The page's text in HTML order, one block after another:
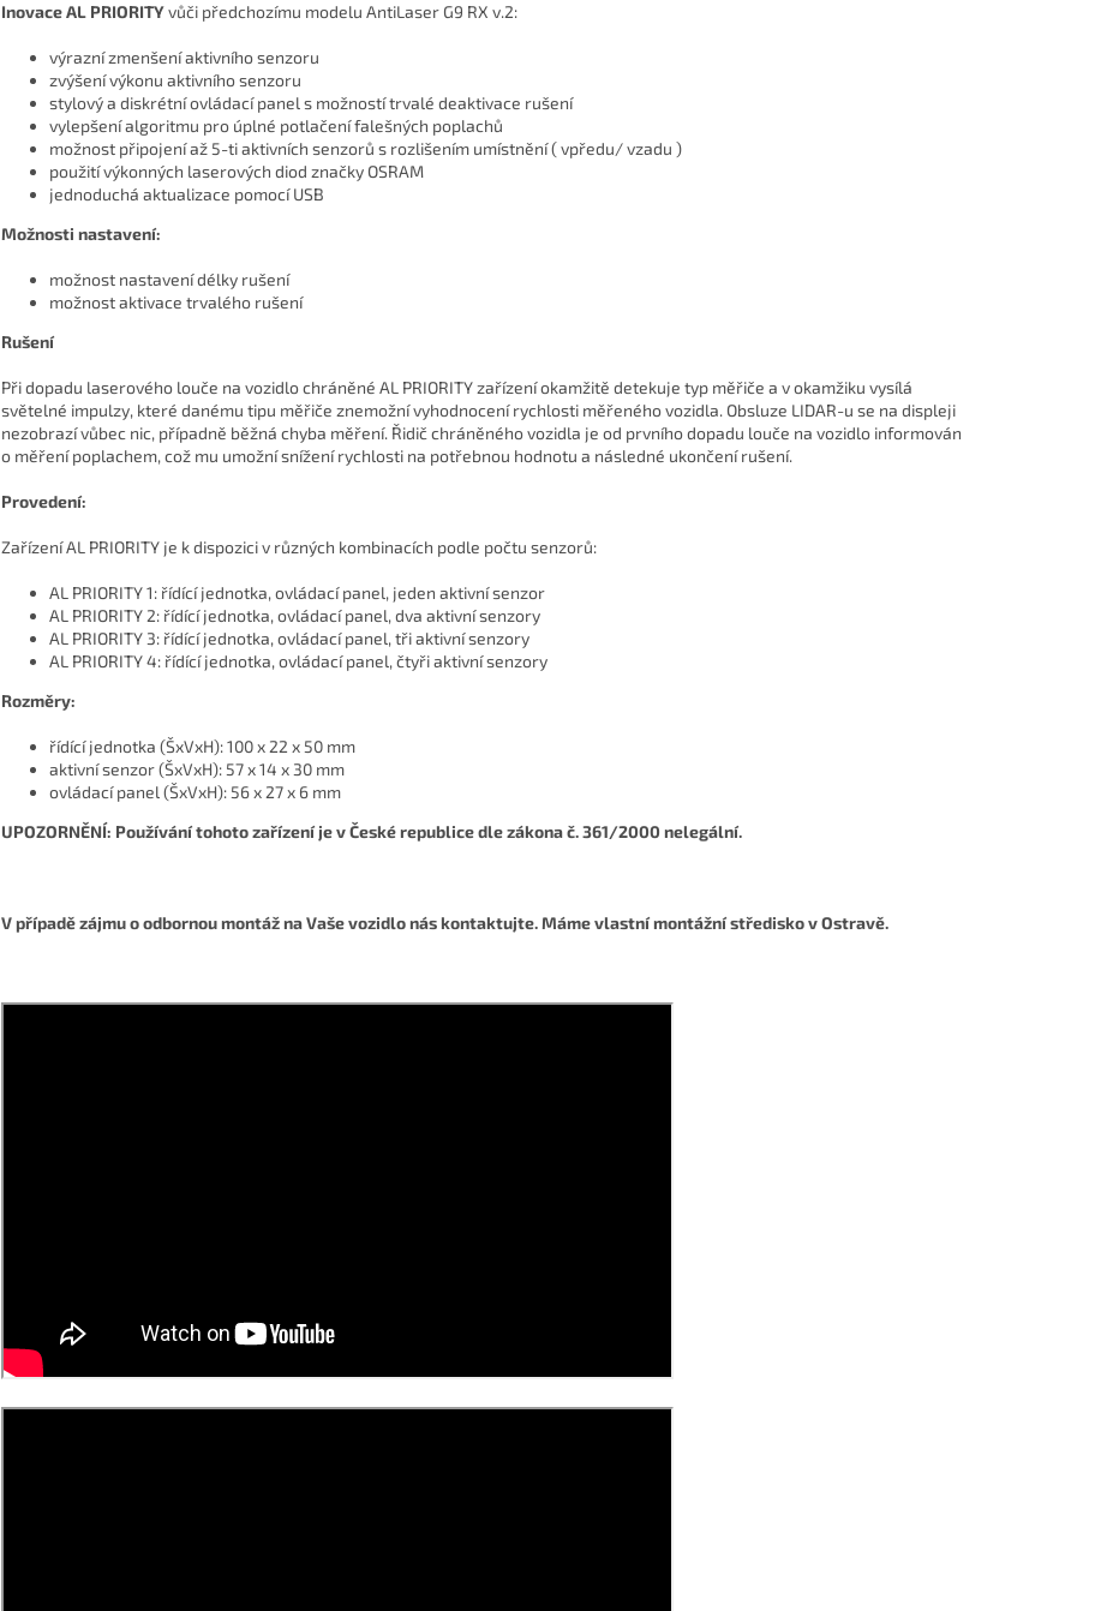
Inovace AL PRIORITYvůči předchozímu modelu AntiLaser G9 RX v.2:
výrazní zmenšení aktivního senzoru
zvýšení výkonu aktivního senzoru
stylový a diskrétní ovládací panel s možností trvalé deaktivace rušení
vylepšení algoritmu pro úplné potlačení falešných poplachů
možnost připojení až 5-ti aktivních senzorů s rozlišením umístnění ( vpředu/ vzadu )
použití výkonných laserových diod značky OSRAM
jednoduchá aktualizace pomocí USB
Možnosti nastavení:
možnost nastavení délky rušení
možnost aktivace trvalého rušení
Rušení
Při dopadu laserového louče na vozidlo chráněné AL PRIORITY zařízení okamžitě detekuje typ měřiče a v okamžiku vysílá
světelné impulzy, které danému tipu měřiče znemožní vyhodnocení rychlosti měřeného vozidla. Obsluze LIDAR-u se na displeji
nezobrazí vůbec nic, případně běžná chyba měření. Řidič chráněného vozidla je od prvního dopadu louče na vozidlo informován
o měření poplachem, což mu umožní snížení rychlosti na potřebnou hodnotu a následné ukončení rušení.
Provedení:
Zařízení AL PRIORITY je k dispozici v různých kombinacích podle počtu senzorů:
AL PRIORITY 1: řídící jednotka, ovládací panel, jeden aktivní senzor
AL PRIORITY 2: řídící jednotka, ovládací panel, dva aktivní senzory
AL PRIORITY 3: řídící jednotka, ovládací panel, tři aktivní senzory
AL PRIORITY 4: řídící jednotka, ovládací panel, čtyři aktivní senzory
Rozměry:
řídící jednotka (ŠxVxH): 100 x 22 x 50 mm
aktivní senzor (ŠxVxH): 57 x 14 x 30 mm
ovládací panel (ŠxVxH): 56 x 27 x 6 mm
UPOZORNĚNÍ: Používání tohoto zařízení je v České republice dle zákona č. 361/2000 nelegální.
V případě zájmu o odbornou montáž na Vaše vozidlo nás kontaktujte. Máme vlastní montážní středisko v Ostravě.